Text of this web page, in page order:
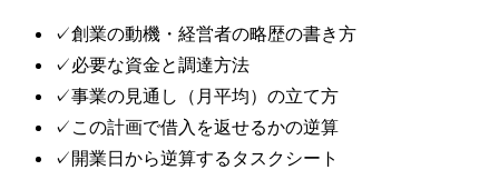
✓創業の動機・経営者の略歴の書き方
✓必要な資金と調達方法
✓事業の見通し（月平均）の立て方
✓ この計画で借入を返せるかの逆算
✓ 開業日から逆算するタスクシート